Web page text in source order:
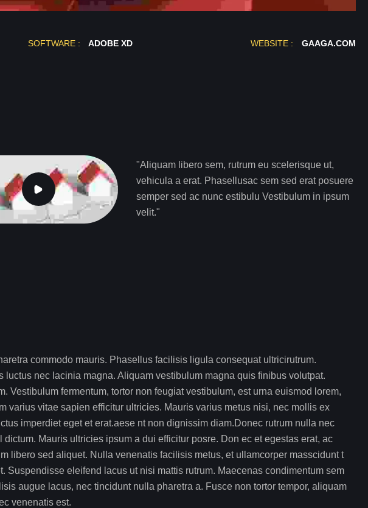
SOFTWARE : ADOBE XD WEBSITE : GAAGA.COM
"Aliquam libero sem, rutrum eu scelerisque ut,
vehicula a erat. Phasellusac sem sed erat posuere
semper sed ac nunc estibulu Vestibulum in ipsum
velit."
commodo mauris. Phasellus facilisis ligula consequat ultricirutrum.
luctus nec lacinia magna. Aliquam vestibulum magna quis finibus volutpat.
Vestibulum fermentum, tortor non feugiat vestibulum, est urna euismod lorem,
varius vitae sapien efficitur ultricies. Mauris varius metus nisi, nec mollis ex
imperdiet eget et erat.aese nt non dignissim diam.Donec rutrum nulla nec
Mauris ultricies ipsum a dui efficitur posre. Don ec et egestas erat, ac
libero sed aliquet. Nulla venenatis facilisis metus, et ullamcorper masscidunt t
Suspendisse eleifend lacus ut nisi mattis rutrum. Maecenas condimentum sem
augue lacus, nec tincidunt nulla pharetra a. Fusce non tortor tempor, aliquam
venenatis est.